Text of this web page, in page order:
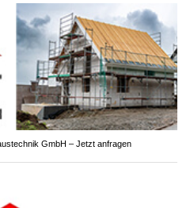
GmbH – Jetzt anfragen